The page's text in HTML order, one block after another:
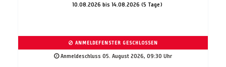
10.08.2026 bis 14.08.2026 (5 Tage)
ANMELDEFENSTER GESCHLOSSEN
Anmeldeschluss 05. August 2026, 09:30 Uhr